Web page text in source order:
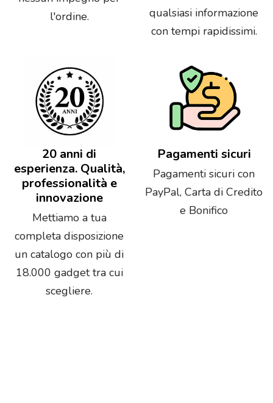
l'ordine.
qualsiasi informazione
con tempi rapidissimi.
20 anni di
esperienza. Qualità,
professionalità e
innovazione
Mettiamo a tua
completa disposizione
un catalogo con più di
18.000 gadget tra cui
scegliere.
Pagamenti sicuri
Pagamenti sicuri con
PayPal, Carta di Credito
e Bonifico